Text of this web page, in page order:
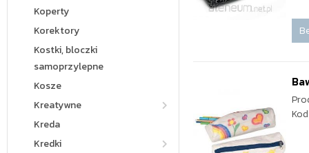
Koperty
Korektory
Kostki, bloczki
samoprzylepne
Kosze
Kreatywne
Kreda
Kredki